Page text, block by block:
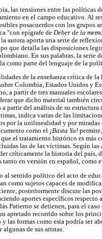
las tensiones entre las políticas
en el campo educativo. Al
posacuerdos con los grupos
"con epígrafe de Deber de la
autora aporta una serie de
que detalla las disposiciones
En sus palabras, la serie
como parte del lenguaje de la
de la enseñanza crítica de
Colombia, Estados Unidos y
a partir de tres manuales
que dicho material también
partir del análisis de su estructura
indica varias de las
por la unilinealidad y por
como el ¡Basta Ya!
el tratamiento histórico es más
las de las víctimas. Según
críticamente la historia del país,
en versión en español, como
al sentido político del acto de
como sujetos capaces de
posteriormente discute las
aportes específicos
se detienen, para el
apretado recorrido sobre los
las formas como esta podría ser
de sus aristas.